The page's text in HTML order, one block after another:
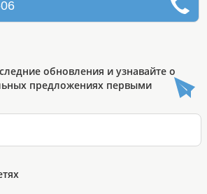
обновления и узнавайте о
предложениях первыми